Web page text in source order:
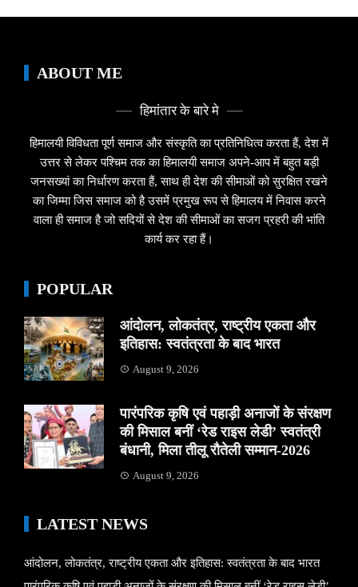
ABOUT ME
हिमांतार के बारे मे
हिमालयी विविधता पूर्ण समाज और संस्कृति का प्रतिनिधित्व करता हैं, देश में
उत्तर से लेकर पश्चिम तक का हिमालयी समाज अपने-आप में बहुत बड़ी
जनसख्यां का निर्धारण करता हैं, साथ ही देश की सीमाओं को सुरक्षित रखने
का जिम्मा जिस समाज को है उसमें प्रमुख रूप से हिमालय में निवास करने
वाला ही समाज है जो सदियों से देश की सीमाओं का सजग प्रहरी की भांति
कार्य कर रहा हैं।
POPULAR
आंदोलन, लोकतंत्र, राष्ट्रीय एकता और
इतिहास: स्वतंत्रता के बाद भारत
August 9, 2026
पारंपरिक कृषि एवं पहाड़ी अनाजों के संरक्षण
की मिसाल बनीं ‘रेड राइस लेडी’ स्वतंत्री
बंधानी, मिला तीलू रौतेली सम्मान-2026
August 9, 2026
LATEST NEWS
आंदोलन, लोकतंत्र, राष्ट्रीय एकता और इतिहास: स्वतंत्रता के बाद भारत